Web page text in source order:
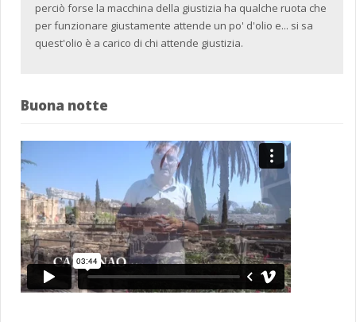
perciò forse la macchina della giustizia ha qualche ruota che
per funzionare giustamente attende un po' d'olio e... si sa
quest'olio è a carico di chi attende giustizia.
Buona notte